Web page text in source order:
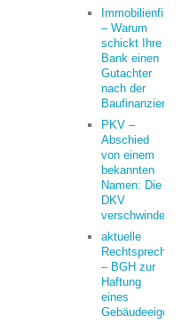
– Warum
schickt Ihre
Bank einen
Gutachter
nach der
PKV –
Abschied
von einem
bekannten
Namen: Die
DKV
verschwindet
aktuelle
– BGH zur
Haftung
eines